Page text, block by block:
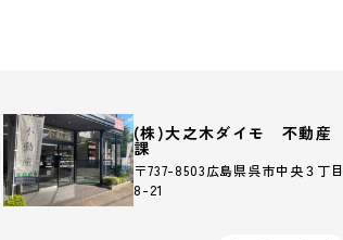
(株)大之木ダイモ 不動産
課
〒737-8503広島県呉市中央３丁目
8-21